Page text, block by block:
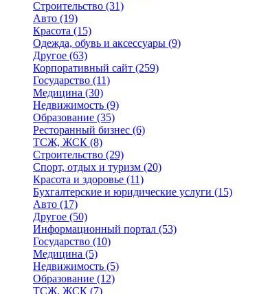
Строительство (31)
Авто (19)
Красота (15)
Одежда, обувь и аксессуары (9)
Другое (63)
Корпоративный сайт (259)
Государство (11)
Медицина (30)
Недвижимость (9)
Образование (35)
Ресторанный бизнес (6)
ТСЖ, ЖСК (8)
Строительство (29)
Спорт, отдых и туризм (20)
Красота и здоровье (11)
Бухгалтерские и юридические услуги (15)
Авто (17)
Другое (50)
Информационный портал (53)
Государство (10)
Медицина (5)
Недвижимость (5)
Образование (12)
ТСЖ, ЖСК (7)